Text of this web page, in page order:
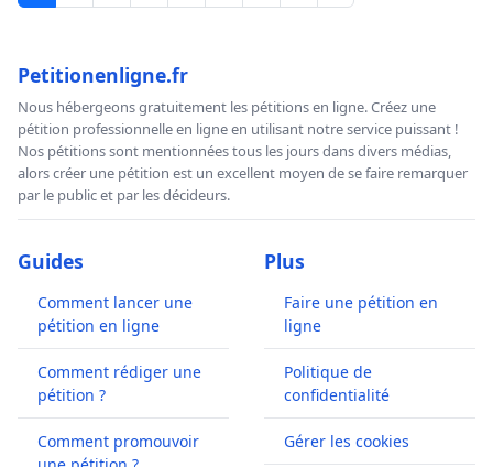
Petitionenligne.fr
Nous hébergeons gratuitement les pétitions en ligne. Créez une
pétition professionnelle en ligne en utilisant notre service puissant !
Nos pétitions sont mentionnées tous les jours dans divers médias,
alors créer une pétition est un excellent moyen de se faire remarquer
par le public et par les décideurs.
Guides
Comment lancer une
pétition en ligne
Comment rédiger une
pétition ?
Comment promouvoir
Plus
Faire une pétition en
ligne
Politique de
confidentialité
Gérer les cookies